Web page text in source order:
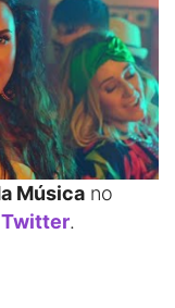
Música no
Twitter.